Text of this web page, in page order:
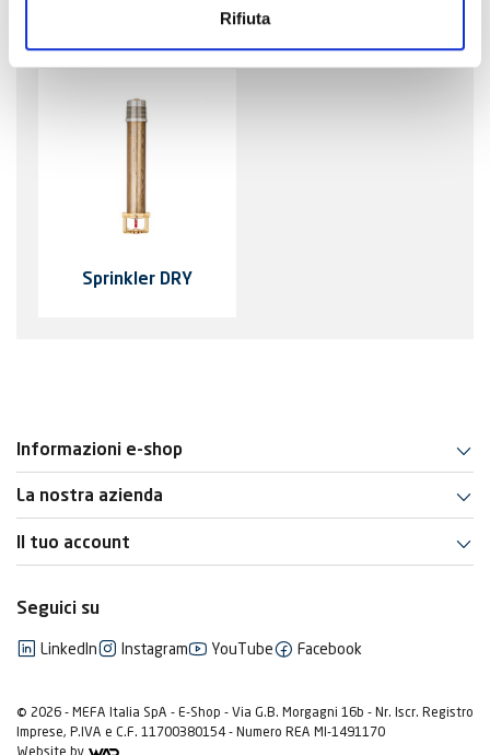
Rifiuta
Sprinkler DRY
Informazioni e-shop
La nostra azienda
Il tuo account
Seguici su
LinkedIn Instagram YouTube Facebook
© 2026 - MEFA Italia SpA - E-Shop - Via G.B. Morgagni 16b - Nr. Iscr. Registro
Imprese, P.IVA e C.F. 11700380154 - Numero REA MI-1491170
Website by